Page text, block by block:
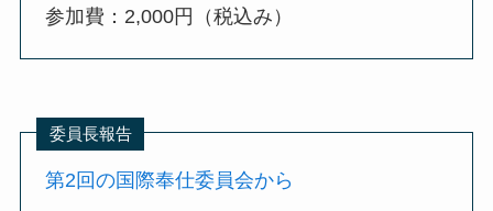
参加費：2,000円（税込み）
委員長報告
第2回の国際奉仕委員会から